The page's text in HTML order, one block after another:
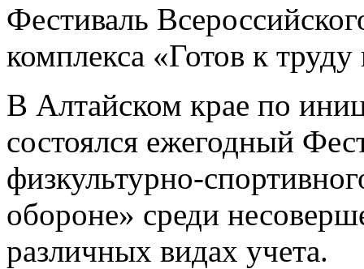
Фестиваль
комплекса «Готов к
В Алтайском крае по
состоялся ежегодный
физкультурно-
обороне» среди
различных видах учета.